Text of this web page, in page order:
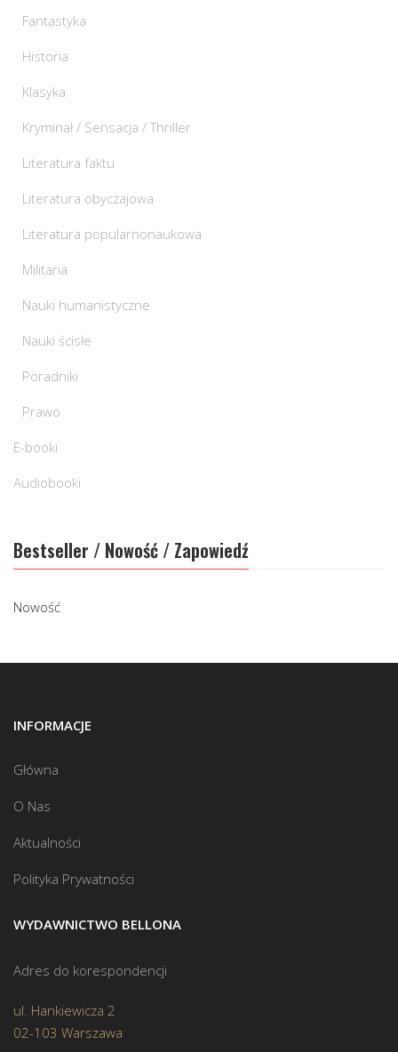
Fantastyka
Historia
Klasyka
Kryminał / Sensacja / Thriller
Literatura faktu
Literatura obyczajowa
Literatura popularnonaukowa
Militaria
Nauki humanistyczne
Nauki ścisłe
Poradniki
Prawo
E-booki
Audiobooki
Bestseller / Nowość / Zapowiedź
Nowość
INFORMACJE
Główna
O Nas
Aktualności
Polityka Prywatności
WYDAWNICTWO BELLONA
Adres do korespondencji
ul. Hankiewicza 2
02-103 Warszawa